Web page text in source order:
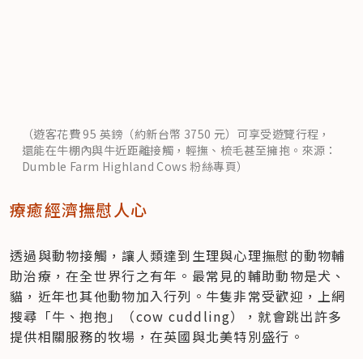
（遊客花費 95 英鎊（約新台幣 3750 元）可享受遊覽行程，
還能在牛棚內與牛近距離接觸，輕撫、梳毛甚至擁抱。來源：
Dumble Farm Highland Cows 粉絲專頁）
療癒經濟撫慰人心
透過與動物接觸，讓人類達到生理與心理撫慰的動物輔
助治療，在全世界行之有年。最常見的輔助動物是犬、
貓，近年也其他動物加入行列。牛隻非常受歡迎，上網
搜尋「牛、抱抱」（cow cuddling），就會跳出許多
提供相關服務的牧場，在英國與北美特別盛行。